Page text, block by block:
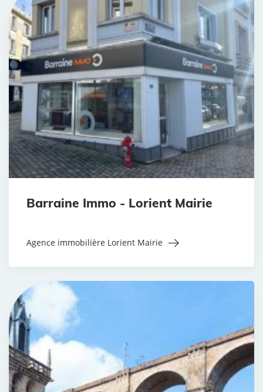
Barraine Immo - Lorient Mairie
Agence immobilière Lorient Mairie